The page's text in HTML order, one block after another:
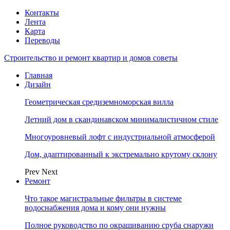
Контакты
Лента
Карта
Переводы
Строительство и ремонт квартир и домов советы
Главная
Дизайн
Геометрическая средиземноморская вилла
Летний дом в скандинавском минималистичном стиле
Многоуровневый лофт с индустриальной атмосферой
Дом, адаптированный к экстремально крутому склону
Prev Next
Ремонт
Что такое магистральные фильтры в системе
водоснабжения дома и кому они нужны
Полное руководство по окрашиванию сруба снаружи